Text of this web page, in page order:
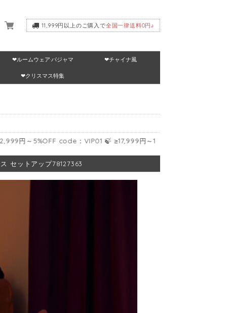
11,999円以上のご購入で全国一律送料0円♪
❤ルームウェア·パジャマ ❤チャイナ風
❤クリスマス特集
～5%OFF code：VIP01 🍃 ≥17,999円～10%OFF code：VIP02 🍃
セットアップ78127363